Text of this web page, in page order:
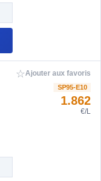
☆Ajouter aux favoris
SP95-E10
1.862
€/L